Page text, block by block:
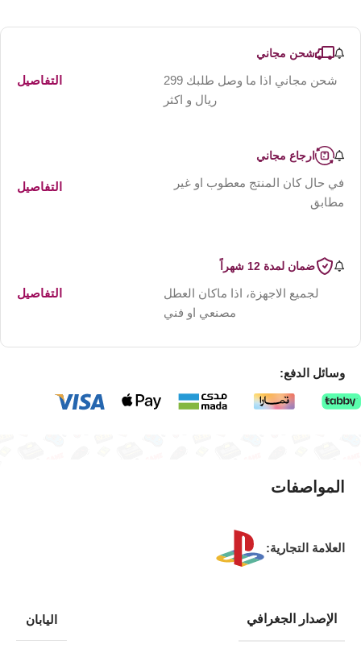
شحن مجاني
شحن مجاني اذا ما وصل طلبك 299
ريال و اكثر
التفاصيل
ارجاع مجاني
في حال كان المنتج معطوب او غير
مطابق
التفاصيل
ضمان لمدة 12 شهراً
لجميع الاجهزة، اذا ماكان العطل
مصنعي او فني
التفاصيل
وسائل الدفع:
المواصفات
العلامة التجارية:
الإصدار الجغرافي اليابان